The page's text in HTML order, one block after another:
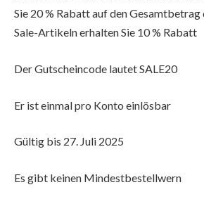
Sie 20 % Rabatt auf den
Sale-Artikeln erhalten Sie 10 % Rabatt
Der Gutscheincode lautet SALE20
Er ist einmal pro Konto einlösbar
Gültig bis 27. Juli 2025
Es gibt keinen Mindestbestellwern